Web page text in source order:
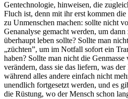
Gentechnologie, hinweisen, die
Fluch ist, denn mit ihr erst kommen
zu Unmenschen machen: sollte nicht
Genanalyse gemacht werden, um
überhaupt leben sollte? Sollte man
„züchten”, um im Notfall sofort ein
haben? Sollte man nicht die
verändern, dass sie das liefern, was
während alles andere einfach nicht
unendlich fortgesetzt werden, und es
die Rüstung, wo der Mensch schon